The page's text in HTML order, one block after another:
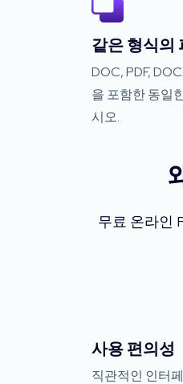
같은 형식의
DOC, PDF,
을 포함한 동일
시오.
무료 온라인
사용 편의성
직관적인 인터